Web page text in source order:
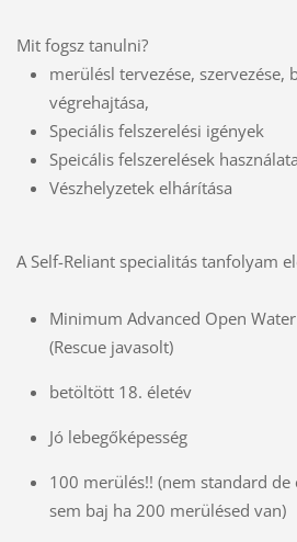
Mit fogsz tanulni?
merülésl tervezése, szervezése,
végrehajtása,
Speciális felszerelési igények
Speicális felszerelések használata
Vészhelyzetek elhárítása
A Self-Reliant specialitás tanfolyam
Minimum Advanced Open
(Rescue javasolt)
betöltött 18. életév
Jó lebegőképesség
100 merülés!! (nem standard de
sem baj ha 200 merülésed van)